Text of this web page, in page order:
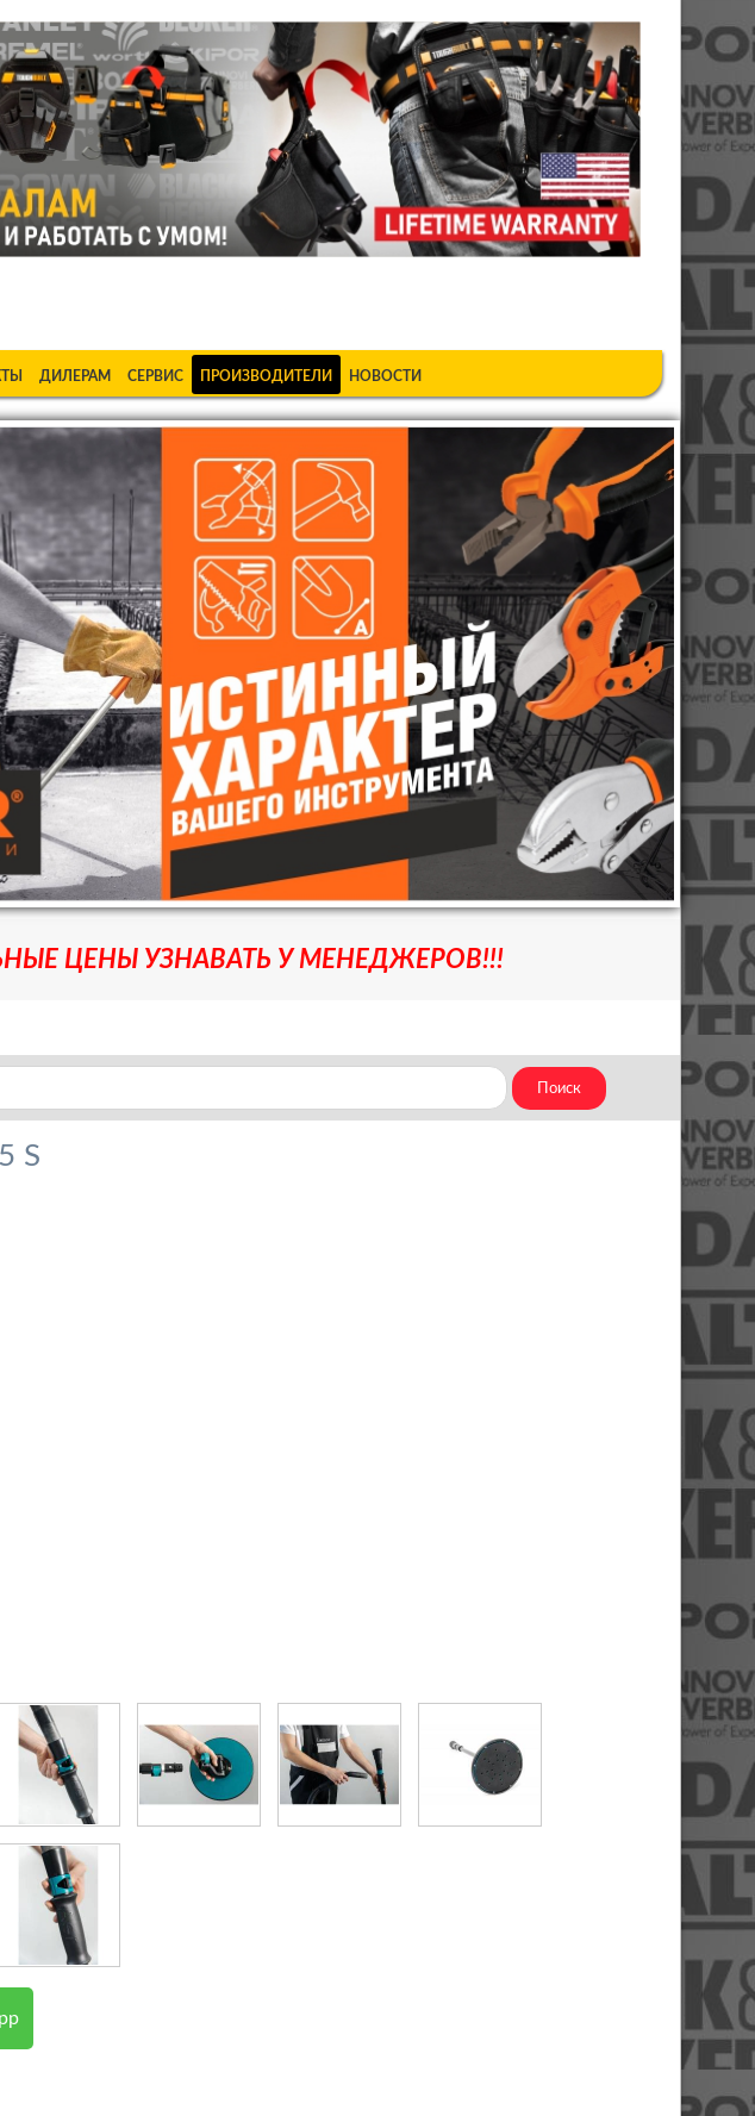
ДИЛЕРАМ СЕРВИС ПРОИЗВОДИТЕЛИ НОВОСТИ
ЦЕНЫ УЗНАВАТЬ У МЕНЕДЖЕРОВ!!!
S